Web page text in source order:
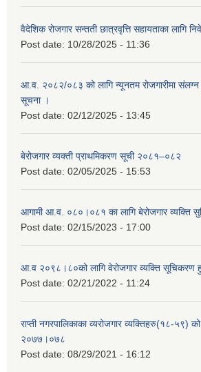
वैदेशिक रोजगार सन्तती छात्रवृत्ति सहायताका लागि
Post date: 10/28/2025 - 11:36
आ.व. २०८२/०८३ को लागि न्यूनतम रोजगारीमा संलग्न
सूचना ।
Post date: 02/12/2025 - 13:45
बेरोजगार व्यक्ती प्राथमिकरण सूची २०८१–०८२
Post date: 02/05/2025 - 15:53
आगामी आ.व. ०८०।०८१ का लागि बेरोजगार व्यक्ति
Post date: 02/15/2023 - 17:00
आ.व २०९८।८०को लागि वेरोजगार व्यक्ति सूचिकरण
Post date: 02/21/2022 - 11:24
राप्ती नगरपालिकाका व्यरोजगार व्यक्तिहरु(१८-५९)
२०७७।०७८
Post date: 08/29/2021 - 16:12